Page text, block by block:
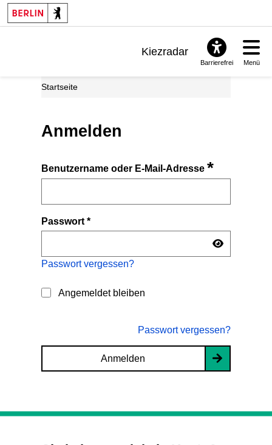
Kiezradar
Barrierefrei Menü
Startseite
Anmelden
Benutzername oder E-Mail-Adresse*
Passwort*
Passwort vergessen?
Angemeldet bleiben
Passwort vergessen?
Anmelden